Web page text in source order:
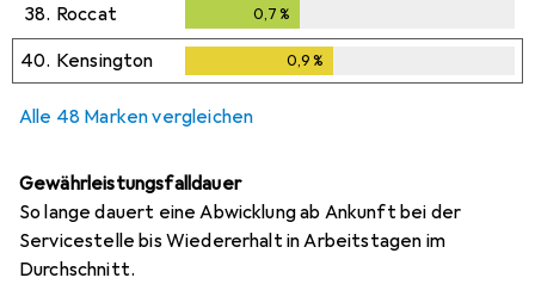
38. Roccat 0,7 %
40. Kensington 0,9%
Alle 48 Marken vergleichen
Gewährleistungsfalldauer
So lange dauert eine Abwicklung ab Ankunft bei der
Servicestelle bis Wiedererhalt in Arbeitstagen im
Durchschnitt.